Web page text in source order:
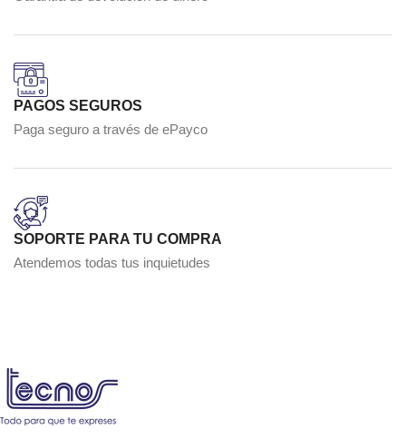
PAGOS SEGUROS
Paga seguro a través de ePayco
SOPORTE PARA TU COMPRA
Atendemos todas tus inquietudes